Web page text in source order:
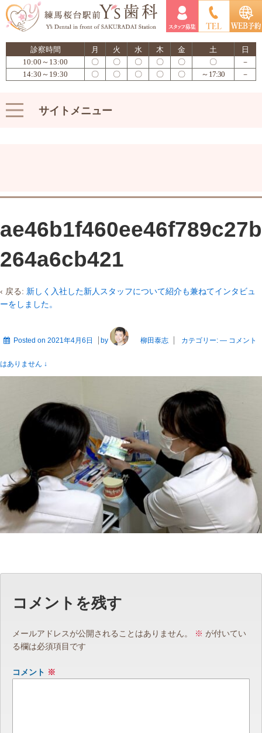
診察時間 月 火 水 木 金 土
日
10:00～13:00
〇 〇 〇 〇 〇 〇
－
14:30～19:30
〇 〇 〇 〇 〇 ～17:30 －
サイトメニュー
ae46b1f460ee46f789c27b
264a6cb421
‹ 戻る: 新しく入社した新人スタッフについて紹介も兼ねてインタビュ
ーをしました。
Posted on 2021年4月6日 by 柳田泰志 カテゴリー: — コメント
はありません ↓
コメントを残す
メールアドレスが公開されることはありません。 ※ が付いてい
る欄は必須項目です
コメント ※